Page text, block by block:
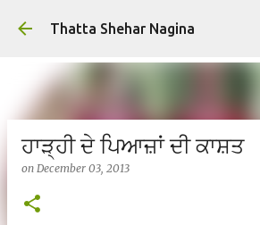
Skip to main content
Thatta Shehar Nagina
ਹਾੜ੍ਹੀ ਦੇ ਪਿਆਜ਼ਾਂ ਦੀ ਕਾਸ਼ਤ
on December 03, 2013